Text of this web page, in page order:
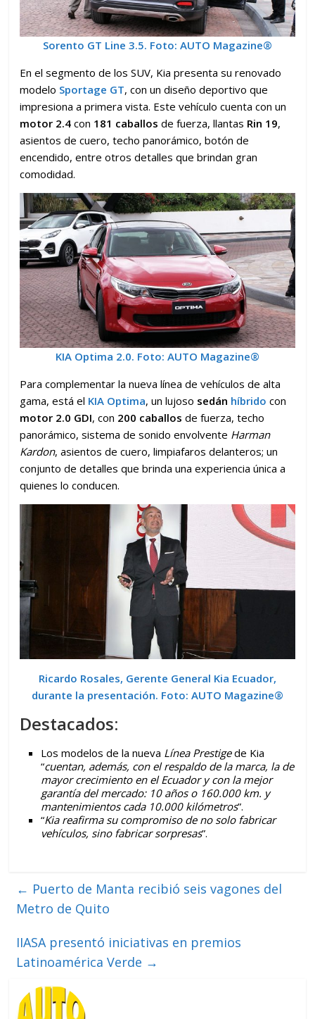
Sorento GT Line 3.5. Foto: AUTO Magazine®
En el segmento de los SUV, Kia presenta su renovado
modelo Sportage GT, con un diseño deportivo que
impresiona a primera vista. Este vehículo cuenta con un
motor 2.4con 181 caballos de fuerza, llantas Rin 19,
asientos de cuero, techo panorámico, botón de
encendido, entre otros detalles que brindan gran
comodidad.
KIA Optima 2.0. Foto: AUTO Magazine®
Para complementar la nueva línea de vehículos de alta
gama, está el KIA Optima, un lujoso sedán híbridocon
motor 2.0 GDI, con 200 caballos de fuerza, techo
panorámico, sistema de sonido envolvente Harman
Kardon, asientos de cuero, limpiafaros delanteros; un
conjunto de detalles que brinda una experiencia única a
quienes lo conducen.
Ricardo Rosales, Gerente General Kia Ecuador,
durante la presentación. Foto: AUTO Magazine®
Destacados:
Los modelos de la nueva Línea Prestigede Kia
“cuentan, además, con el respaldo de la marca, la de
mayor crecimiento en el Ecuador y con la mejor
garantía del mercado: 10 años o 160.000 km. y
mantenimientos cada 10.000 kilómetros”.
“Kia reafirma su compromiso de no solo fabricar
vehículos, sino fabricar sorpresas”.
← Puerto de Manta recibió seis vagones del
Metro de Quito
IIASA presentó iniciativas en premios
Latinoamérica Verde →